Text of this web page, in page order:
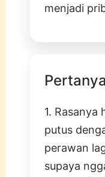
menjadi
1. Rasanya
putus
perawan
supaya